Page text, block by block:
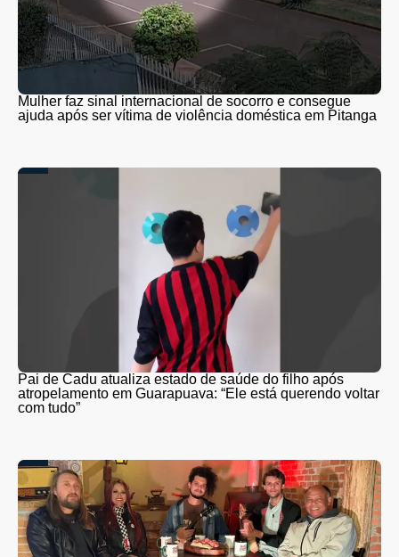
Mulher faz sinal internacional de socorro e consegue
ajuda após ser vítima de violência doméstica em Pitanga
Pai de Cadu atualiza estado de saúde do filho após
atropelamento em Guarapuava: “Ele está querendo voltar
com tudo”